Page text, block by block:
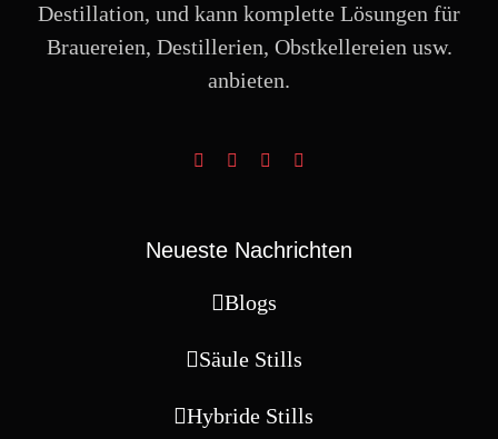
Brauereien, Destillerien, Obstkellereien usw.
anbieten.